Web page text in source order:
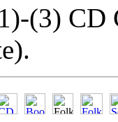
(3) CD